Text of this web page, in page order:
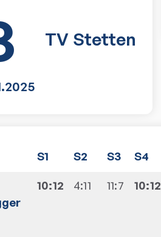
TV Stetten
S1 S2 S3 S4
10:12 4:11 11:7 10:12